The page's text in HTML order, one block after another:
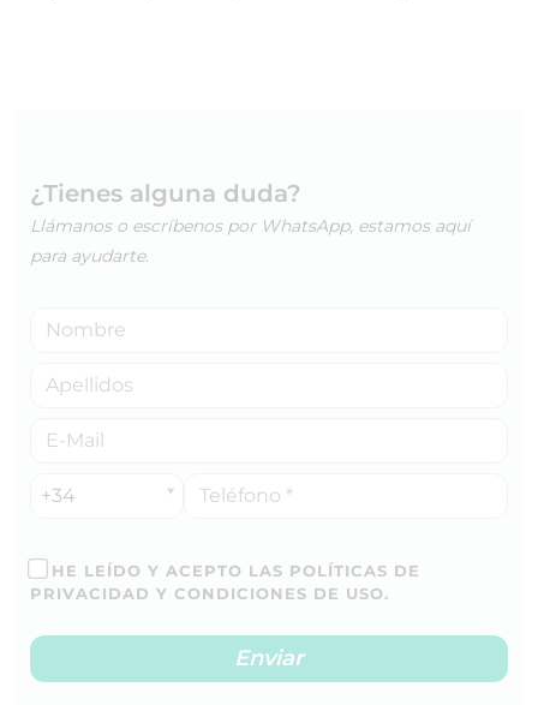
¿Tienes alguna duda?
Llámanos o escríbenos por WhatsApp, estamos aquí
para ayudarte.
+34
HE LEÍDO Y ACEPTO LAS POLÍTICAS DE
PRIVACIDAD Y CONDICIONES DE USO.